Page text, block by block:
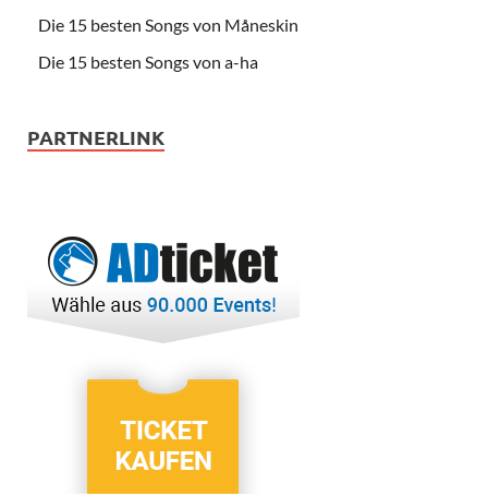
Die 15 besten Songs von Måneskin
Die 15 besten Songs von a-ha
PARTNERLINK